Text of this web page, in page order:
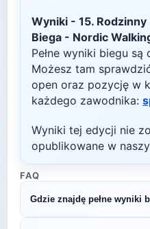
Wyniki - 15. Rodzinny
Biega - Nordic
Pełne wyniki biegu są
Możesz tam
open oraz pozycję w
każdego zawodnika:
Wyniki tej edycji nie
opublikowane w
FAQ
Gdzie znajdę pełne wyniki